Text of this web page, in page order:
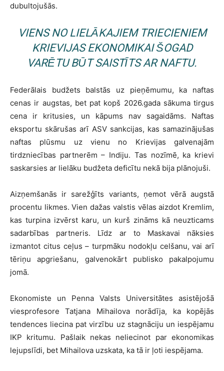
dubultojušās.
VIENS NO LIELĀKAJIEM TRIECIENIEM
KRIEVIJAS EKONOMIKAI ŠOGAD
VARĒTU BŪT SAISTĪTS AR NAFTU.
Federālais budžets balstās uz pieņēmumu, ka naftas
cenas ir augstas, bet pat kopš 2026.gada sākuma tirgus
cena ir kritusies, un kāpums nav sagaidāms. Naftas
eksportu skārušas arī ASV sankcijas, kas samazinājušas
naftas plūsmu uz vienu no Krievijas galvenajām
tirdzniecības partnerēm – Indiju. Tas nozīmē, ka krievi
saskarsies ar lielāku budžeta deficītu nekā bija plānojuši.
Aizņemšanās ir sarežģīts variants, ņemot vērā augstā
procentu likmes. Vien dažas valstis vēlas aizdot Kremlim,
kas turpina izvērst karu, un kurš zināms kā neuzticams
sadarbības partneris. Līdz ar to Maskavai nāksies
izmantot citus ceļus – turpmāku nodokļu celšanu, vai arī
tēriņu apgriešanu, galvenokārt publisko pakalpojumu
jomā.
Ekonomiste un Penna Valsts Universitātes asistējošā
viesprofesore Tatjana Mihailova norādīja, ka kopējās
tendences liecina pat virzību uz stagnāciju un iespējamu
IKP kritumu. Pašlaik nekas neliecinot par ekonomikas
lejupslīdi, bet Mihailova uzskata, ka tā ir ļoti iespējama.